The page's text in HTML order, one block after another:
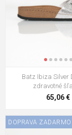
Batz Ibiza Silver
zdravotné
65,06 €
DOPRAVA ZADARMO